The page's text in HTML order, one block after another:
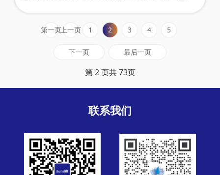
第一页上一页 1 2 3 4 5
下一页 最后一页
第 2 页共 73页
联系我们